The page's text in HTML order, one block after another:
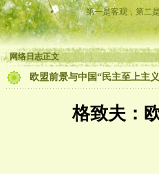
第一是客观，第二
网络日志正文
欧盟前景与中国“民主至上主
格致夫：